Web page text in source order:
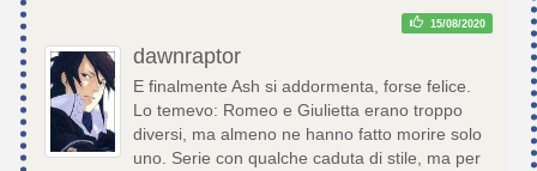
15/08/2020
dawnraptor
E finalmente Ash si addormenta, forse felice.
Lo temevo: Romeo e Giulietta erano troppo
diversi, ma almeno ne hanno fatto morire solo
uno. Serie con qualche caduta di stile, ma per